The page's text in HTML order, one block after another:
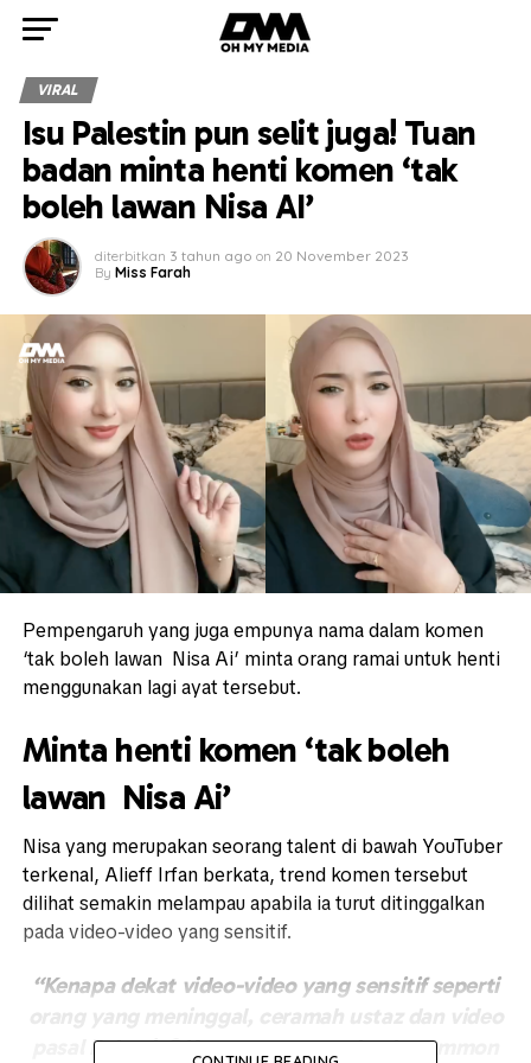
VIRAL
Isu Palestin pun selit juga! Tuan
badan minta henti komen ‘tak
boleh lawan Nisa AI’
diterbitkan 3 tahun ago on 20 November 2023
By Miss Farah
Pempengaruh yang juga empunya nama dalam komen
‘tak boleh lawan Nisa Ai’ minta orang ramai untuk henti
menggunakan lagi ayat tersebut.
Minta henti komen ‘tak boleh
lawan Nisa Ai’
Nisa yang merupakan seorang talent di bawah YouTuber
terkenal, Alieff Irfan berkata, trend komen tersebut
dilihat semakin melampau apabila ia turut ditinggalkan
pada video-video yang sensitif.
“Kenapa dekat video-video yang sensitif seperti
orang yang meninggal, ceramah ustaz dan video
pasal Palestin? Korang macam tak ada common